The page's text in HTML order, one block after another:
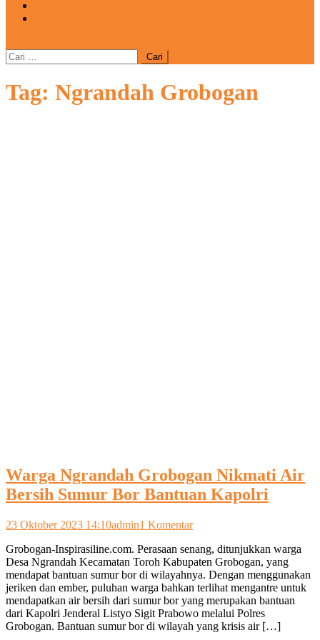
Cari
untuk:
Tag: Ngrandah Grobogan
Warga Ngrandah Grobogan Nikmati Air
Bersih Sumur Bor Bantuan Kapolri
23 Oktober 2023 14:10admin1 Komentarpada
Ngrandah
Grobogan
Nikmati
Air
Bersih
Sumur
Bor
Grobogan-Inspirasiline.com. Perasaan senang, ditunjukkan warga
Desa Ngrandah Kecamatan Toroh Kabupaten Grobogan, yang
mendapat bantuan sumur bor di wilayahnya. Dengan menggunakan
jeriken dan ember, puluhan warga bahkan terlihat mengantre untuk
mendapatkan air bersih dari sumur bor yang merupakan bantuan
dari Kapolri Jenderal Listyo Sigit Prabowo melalui Polres
Grobogan. Bantuan sumur bor di wilayah yang krisis air […]